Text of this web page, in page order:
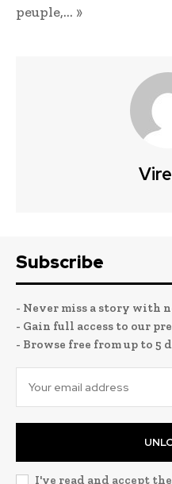
peuple,… »
Subscribe
- Never miss a story with
- Gain full access to our
- Browse free from up to 5
I've read and accept the